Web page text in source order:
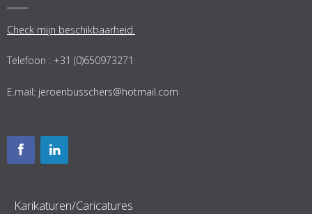
Check mijn beschikbaarheid.
Telefoon : +31 (0)650973271
E.mail: jeroenbusschers@hotmail.com
Karikaturen/Caricatures